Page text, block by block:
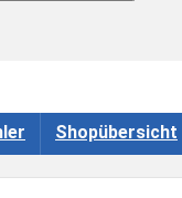
Shopübersicht